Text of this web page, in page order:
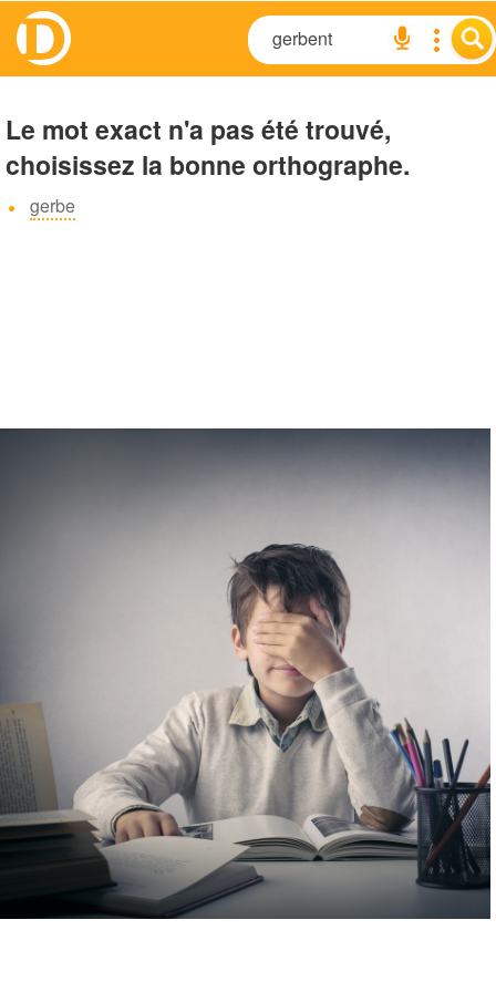
Le mot exact n'a pas été trouvé,
choisissez la bonne orthographe.
gerbe